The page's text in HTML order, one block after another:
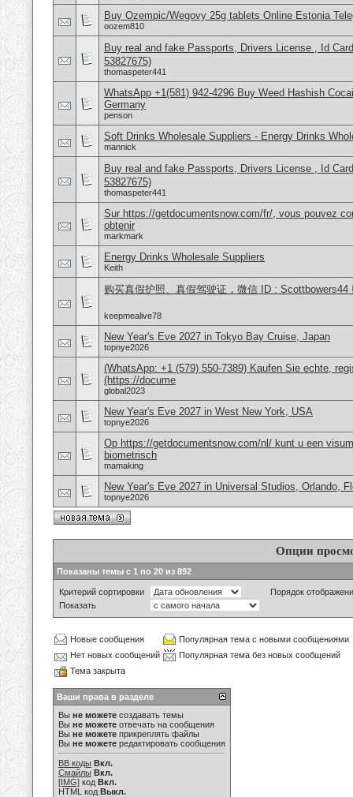
Buy Ozempic/Wegovy 25g tablets Online Estonia
oozem810
Buy real and fake Passports, Drivers License , Id
53827675)
thomaspeter441
WhatsApp +1(581) 942-4296 Buy Weed Hashish
Germany
penson
Soft Drinks Wholesale Suppliers - Energy Drinks
mannick
Buy real and fake Passports, Drivers License , Id
53827675)
thomaspeter441
Sur https://getdocumentsnow.com/fr/, vous pouvez
obtenir
markmark
Energy Drinks Wholesale Suppliers
Keith
购买真假护照、真假驾驶证，微信 ID :
keepmealive78
New Year's Eve 2027 in Tokyo Bay Cruise, Japan
topnye2026
(WhatsApp: +1 (579) 550-7389) Kaufen Sie echte,
(https://docume
global2023
New Year's Eve 2027 in West New York, USA
topnye2026
Op https://getdocumentsnow.com/nl/ kunt u een
biometrisch
mamaking
New Year's Eve 2027 in Universal Studios, Orlando,
topnye2026
Опции
Показаны темы с 1 по 20 из 892
Критерий сортировки
Порядок
Показать
Новые сообщения
Популярная тема с новыми сообщениями
Нет новых сообщений
Популярная тема без новых сообщений
Тема закрыта
Ваши права в разделе
Вы не можете создавать темы
Вы не можете отвечать на сообщения
Вы не можете прикреплять файлы
Вы не можете редактировать сообщения
BB коды Вкл.
Смайлы Вкл.
[IMG] код Вкл.
HTML код Выкл.